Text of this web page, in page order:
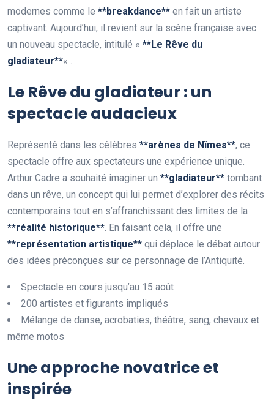
modernes comme le **breakdance** en fait un artiste
captivant. Aujourd’hui, il revient sur la scène française avec
un nouveau spectacle, intitulé « **Le Rêve du
gladiateur**« .
Le Rêve du gladiateur : un
spectacle audacieux
Représenté dans les célèbres **arènes de Nîmes**, ce
spectacle offre aux spectateurs une expérience unique.
Arthur Cadre a souhaité imaginer un **gladiateur** tombant
dans un rêve, un concept qui lui permet d’explorer des récits
contemporains tout en s’affranchissant des limites de la
**réalité historique**. En faisant cela, il offre une
**représentation artistique** qui déplace le débat autour
des idées préconçues sur ce personnage de l’Antiquité.
Spectacle en cours jusqu’au 15 août
200 artistes et figurants impliqués
Mélange de danse, acrobaties, théâtre, sang, chevaux et
même motos
Une approche novatrice et
inspirée